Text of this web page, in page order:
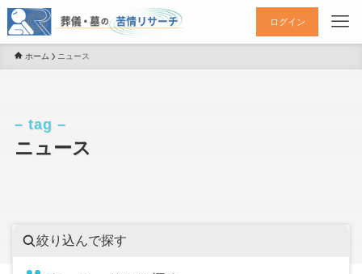
ログイン
ホーム ニュース
ニュース
– tag –
絞り込んで探す